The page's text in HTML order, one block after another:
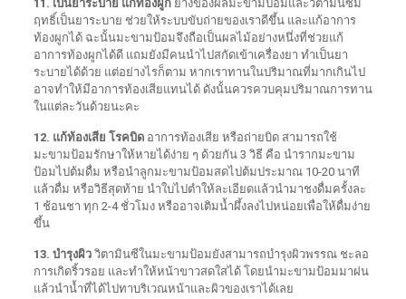
11. เป็นยาระบาย แก้ท้องผูก ยางของผลมะขามป้อมและวิตามินซีมี
ฤทธิ์เป็นยาระบาย ช่วยให้ระบบขับถ่ายของเราดีขึ้น และแก้อาการ
ท้องผูกได้ ฉะนั้นมะขามป้อมจึงถือเป็นผลไม้อย่างหนึ่งที่ช่วยแก้
อาการท้องผูกได้ดี แถมยังมีคนนำไปสกัดเข้าเครื่องยา ทำเป็นยา
ระบายได้ด้วย แต่อย่างไรก็ตาม หากเราทานในปริมาณที่มากเกินไป
อาจทำให้มีอาการท้องเสียแทนได้ ดังนั้นควรควบคุมปริมาณการทาน
ในแต่ละวันด้วยนะคะ
12. แก้ท้องเสีย โรคบิดอาการท้องเสีย หรือถ่ายบิด สามารถใช้
มะขามป้อมรักษาให้หายได้ง่าย ๆ ด้วยกัน 3 วิธี คือ นำรากมะขาม
ป้อมไปต้มดื่ม หรือนำลูกมะขามป้อมสดไปต้มประมาณ 10-20 นาที
แล้วดื่ม หรือวิธีสุดท้าย นำใบไปตำให้ละเอียดแล้วนำมาชงดื่มครั้งละ
1 ช้อนชา ทุก 2-4 ชั่วโมง หรืออาจเติมน้ำผึ้งลงไปหน่อยเพื่อให้ดื่มง่าย
ขึ้น
13. บำรุงผิว วิตามินซีในมะขามป้อมยังสามารถบำรุงผิวพรรณ ชะลอ
การเกิดริ้วรอย และทำให้หน้าขาวสดใสได้ โดยนำมะขามป้อมมาฝน
แล้วนำน้ำที่ได้ไปทาบริเวณหน้าและผิวของเราได้เลย